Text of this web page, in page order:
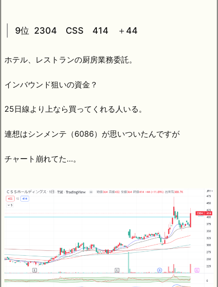
9位 2304 CSS 414 ＋44
ホテル、レストランの厨房業務委託。
インバウンド狙いの資金？
25日線より上なら買ってくれる人いる。
連想はシンメンテ（6086）が思いついたんですが
チャート崩れてた…。